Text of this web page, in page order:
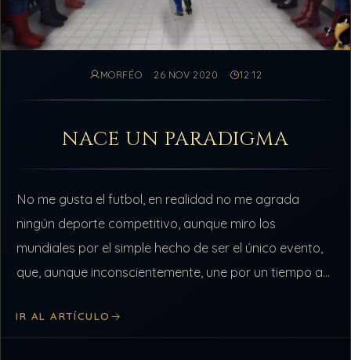
MORFÉO 26 NOV 2020 12:12
NACE UN PARADIGMA
No me gusta el futbol, en realidad no me agrada
ningún deporte competitivo, aunque miro los
mundiales por el simple hecho de ser el único evento,
que, aunque inconscientemente, une por un tiempo a
IR AL ARTÍCULO